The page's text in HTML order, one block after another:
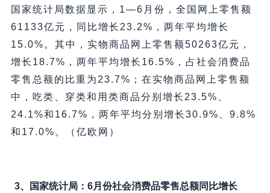
国家统计局数据显示，1—6月份，全国网上零售额
61133亿元，同比增长23.2%，两年平均增长
15.0%。其中，实物商品网上零售额50263亿元，
增长18.7%，两年平均增长16.5%，占社会消费品
零售总额的比重为23.7%；在实物商品网上零售额
中，吃类、穿类和用类商品分别增长23.5%、
24.1%和16.7%，两年平均分别增长30.9%、9.8%
和17.0%。（亿欧网）
3、国家统计局：6月份社会消费品零售总额同比增长